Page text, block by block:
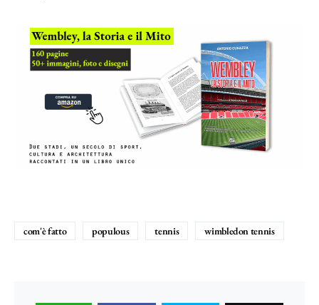
com'è fatto populous tennis wimbledon tennis